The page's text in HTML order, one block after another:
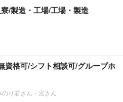
/製造・工場/工場・製造
資格可/シフト相談可/グループホ
り若さん・宮さん